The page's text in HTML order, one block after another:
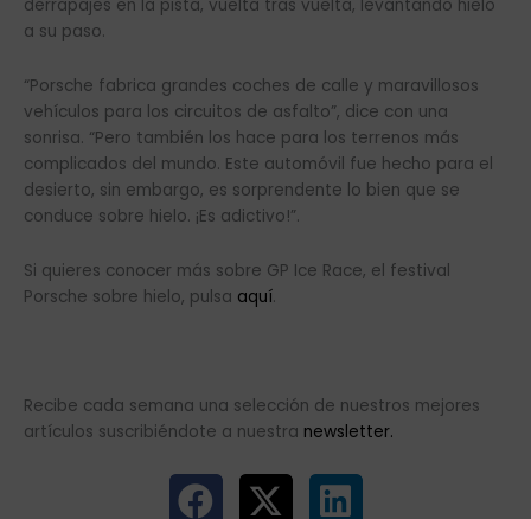
derrapajes en la pista, vuelta tras vuelta, levantando hielo
a su paso.
“Porsche fabrica grandes coches de calle y maravillosos
vehículos para los circuitos de asfalto”, dice con una
sonrisa. “Pero también los hace para los terrenos más
complicados del mundo. Este automóvil fue hecho para el
desierto, sin embargo, es sorprendente lo bien que se
conduce sobre hielo. ¡Es adictivo!”.
Si quieres conocer más sobre GP Ice Race, el festival
Porsche sobre hielo, pulsa aquí.
Recibe cada semana una selección de nuestros mejores
artículos suscribiéndote a nuestra newsletter.